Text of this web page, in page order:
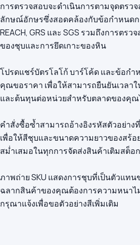
การตรวจสอบจะดำเนินการตามจุดตรว
ลักษณ์อักษรซึ่งสอดคล้องกับข้อกำหนดก
REACH, GRS และ SGS รวมถึงการตรว
ของชุบและการยึดเกาะของหิน
โปรดแชร์บัตรโลโก้ บาร์โค้ด และข้อกำ
คุณขอราคา เพื่อให้สามารถยืนยันเวลาใ
และต้นทุนต่อหน่วยสำหรับตลาดของคุณ
คำสั่งซื้อซ้ำสามารถอ้างอิงรหัสตัวอย่าง
เพื่อให้สีชุบและขนาดความยาวของสร้อ
สม่ำเสมอในทุกการจัดส่งสินค้าเติมสต็อก
ภาพถ่าย SKU แสดงการชุบที่เป็นตัวแทน
ฉลากสินค้าของคุณต้องการความหนาไ
กรุณาแจ้งเพื่อขอตัวอย่างสีเพิ่มเติม